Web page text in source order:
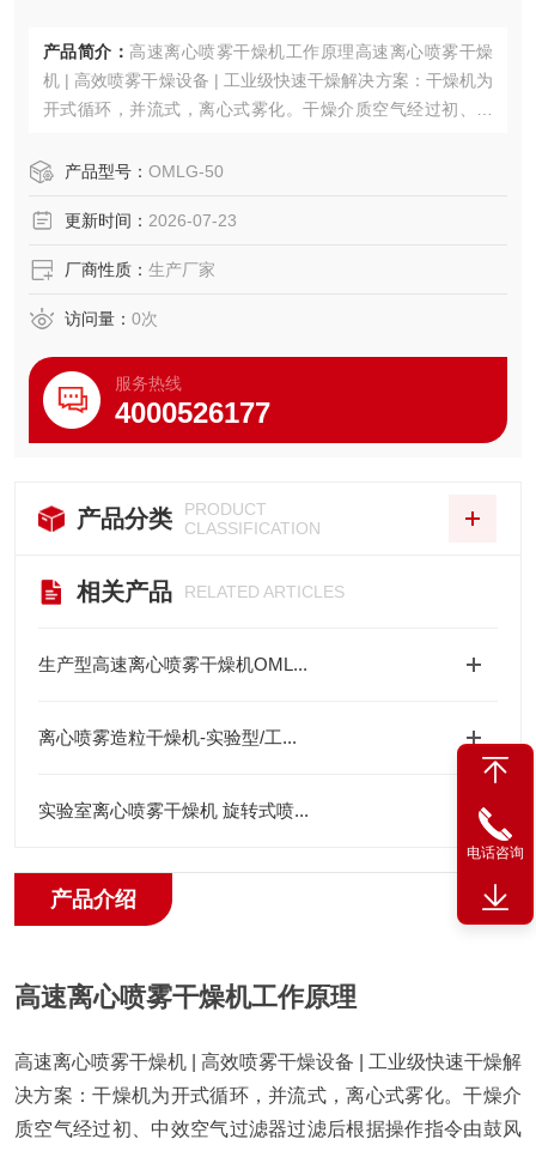
产品简介： 高速离心喷雾干燥机工作原理高速离心喷雾干燥
机 | 高效喷雾干燥设备 | 工业级快速干燥解决方案：干燥机为
开式循环，并流式，离心式雾化。干燥介质空气经过初、中
加热通过高效过滤器的热风分配器进入喷雾干燥主塔。液体
在离心力作用下被分散成小雾滴。在喷雾干燥主塔内，小雾
产品型号： OMLG-50
更新时间： 2026-07-23
厂商性质： 生产厂家
访问量： 0次
服务热线
4000526177
产品分类
PRODUCT
CLASSIFICATION
相关产品 RELATED ARTICLES
生产型高速离心喷雾干燥机OML...
离心喷雾造粒干燥机-实验型/工...
实验室离心喷雾干燥机 旋转式喷...
产品介绍
高速离心喷雾干燥机工作原理
高速离心喷雾干燥机 | 高效喷雾干燥设备 | 工业级快速干燥解
决方案：干燥机为开式循环，并流式，离心式雾化。干燥介
质空气经过初、中效空气过滤器过滤后根据操作指令由鼓风
电话咨询